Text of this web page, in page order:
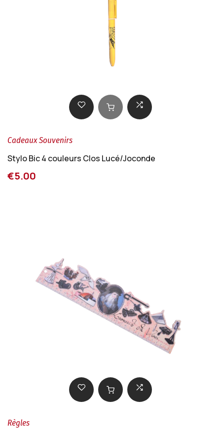
Cadeaux Souvenirs
Stylo Bic 4 couleurs Clos Lucé/Joconde
€5.00
Règles